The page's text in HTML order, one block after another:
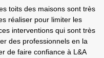
toits des maisons sont très
réaliser pour limiter les
interventions qui sont très
des professionnels en la
de faire confiance à L&A